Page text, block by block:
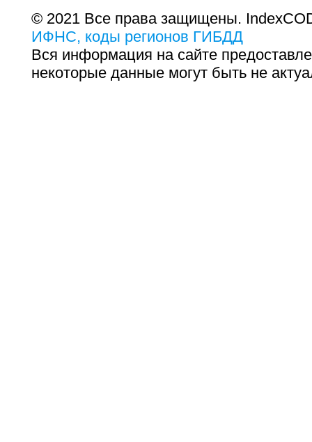
© 2021 Все права защищены.
ИФНС, коды регионов ГИБДД
Вся информация на сайте
некоторые данные могут быть не